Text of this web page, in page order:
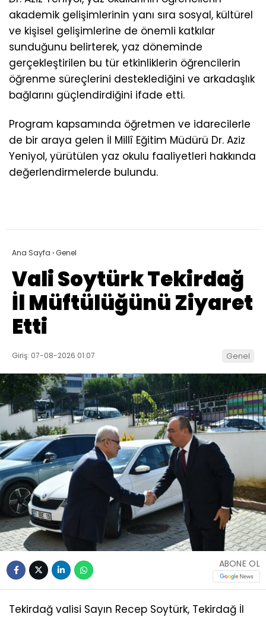
akademik gelişimlerinin yanı sıra sosyal, kültürel
ve kişisel gelişimlerine de önemli katkılar
sunduğunu belirterek, yaz döneminde
gerçekleştirilen bu tür etkinliklerin öğrencilerin
öğrenme süreçlerini desteklediğini ve arkadaşlık
bağlarını güçlendirdiğini ifade etti.
Program kapsamında öğretmen ve idarecilerle
de bir araya gelen İl Millî Eğitim Müdürü Dr. Aziz
Yeniyol, yürütülen yaz okulu faaliyetleri hakkında
değerlendirmelerde bulundu.
Ana Sayfa ›Genel
Vali Soytürk Tekirdağ
İl Müftülüğünü Ziyaret
Etti
Giriş: 07-08-2026 01:07 Genel
ABONE OL
Tekirdağ valisi Sayın Recep Soytürk, Tekirdağ İl